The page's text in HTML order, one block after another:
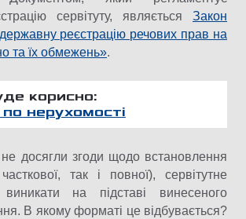
сервітуту, являється Закон
реєстрацію речових прав на
та їх обмежень».
корисно:
нерухомості
досягли згоди щодо встановлення
так і повної), сервітутне
на підставі винесеного
В якому форматі це відбувається?